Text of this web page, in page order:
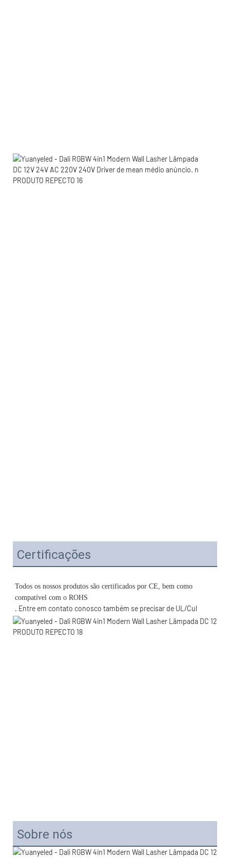
Certificações
Todos os nossos produtos são certificados por CE, bem como
. Entre em contato conosco também se precisar de UL/Cul
Sobre nós